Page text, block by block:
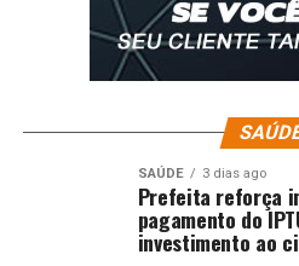
SAÚDE 3 dias ago
Prefeita reforça
pagamento do
investimento ao